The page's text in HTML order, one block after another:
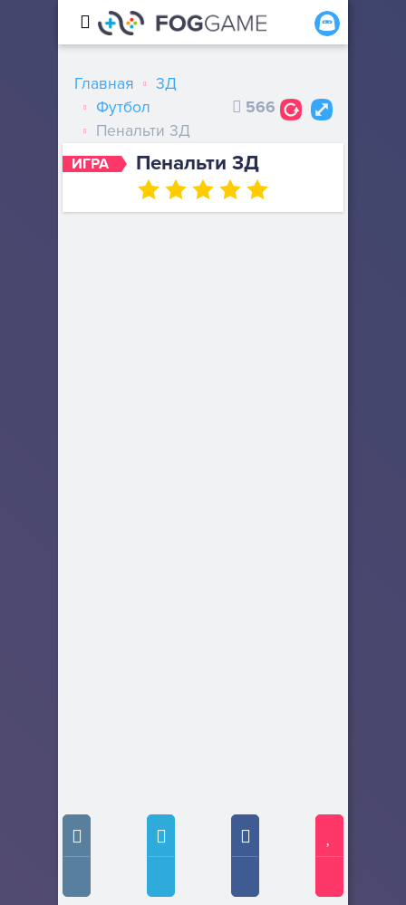
ИГРА Пенальти 3Д
Главная
3Д
Футбол
Пенальти 3Д
566